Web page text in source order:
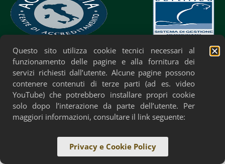
Privacy Policy Cookie Policy Accessibilità
Questo sito utilizza cookie tecnici necessari al
funzionamento delle pagine e alla fornitura dei
servizi richiesti dall’utente. Alcune pagine possono
contenere contenuti di terze parti (ad es. video
YouTube) che potrebbero installare propri cookie
solo dopo l’interazione da parte dell’utente. Per
maggiori informazioni, consultare il link seguente:
Privacy e Cookie Policy